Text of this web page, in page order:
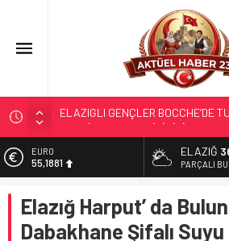
TÜRK OĞUZ BOYLARI
298 MİLYON DOLARLIK İHRACAT
ERDEM; ENTÜBE EDİLDİ…
ELAZIĞLI GENÇLER BOCCHE’DE
ŞAMPİYONASI’NDA İLİMİZİ
ALTIN
6.660,55
13.779,39
DOLAR
ELAZIĞ
PARÇALI
Elazığ Harput’ da
Dabakhane Şifalı